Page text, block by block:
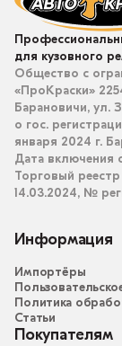
для кузовного
Общество с
«ПроКраски»
Барановичи, ул.
о гос.
января 2024 г.
Дата включения
Торговый
14.03.2024, №
Информация
Импортёры
Политика
Статьи
Покупателям